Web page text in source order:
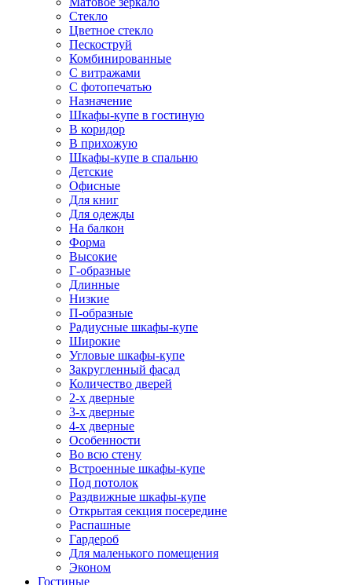
Стекло
Цветное стекло
Пескоструй
Комбинированные
С витражами
С фотопечатью
Назначение
Шкафы-купе в гостиную
В коридор
В прихожую
Шкафы-купе в спальню
Детские
Офисные
Для книг
Для одежды
На балкон
Форма
Высокие
Г-образные
Длинные
Низкие
П-образные
Радиусные шкафы-купе
Широкие
Угловые шкафы-купе
Закругленный фасад
Количество дверей
2-х дверные
3-х дверные
4-х дверные
Особенности
Во всю стену
Встроенные шкафы-купе
Под потолок
Раздвижные шкафы-купе
Открытая секция посередине
Распашные
Гардероб
Для маленького помещения
Эконом
Гостиные